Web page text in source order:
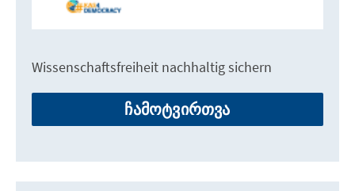
Wissenschaftsfreiheit nachhaltig sichern
ჩამოტვირთვა